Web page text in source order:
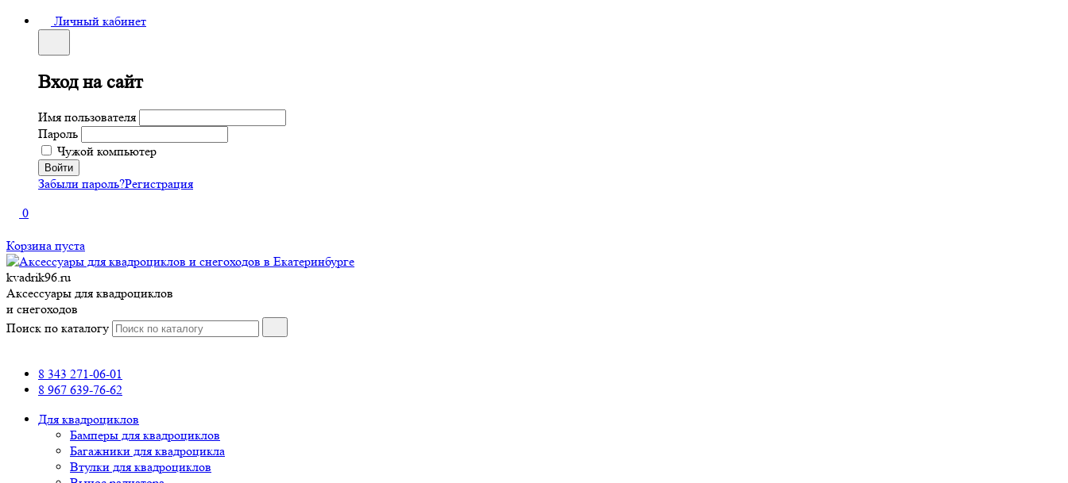
Личный кабинет
Вход на сайт
Имя пользователя
Пароль
Чужой компьютер
Забыли пароль?Регистрация
0
Корзина пуста
kvadrik96.ru
Аксессуары для квадроциклов
и снегоходов
Поиск по каталогу
8 343 271-06-01
8 967 639-76-62
Для квадроциклов
Бамперы для квадроциклов
Багажники для квадроцикла
Втулки для квадроциклов